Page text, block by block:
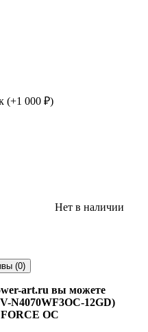
(+1 000 ₽)
Нет в наличии
(0)
art.ru вы можете
N4070WF3OC-12GD)
OC